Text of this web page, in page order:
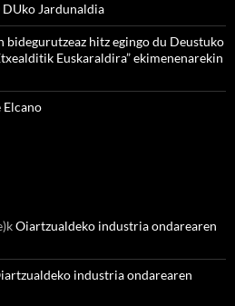
Jardunaldia
bidegurutzeaz hitz egingo du Deustuko
Euskaraldira” ekimenenarekin
Elcano
Oiartzualdeko industria ondarearen
industria ondarearen